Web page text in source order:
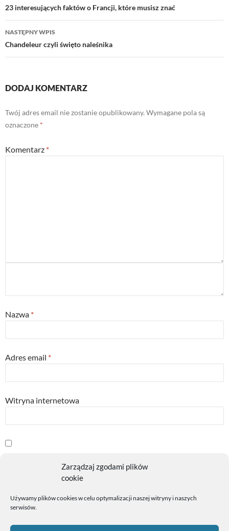
wpisu
23 interesujących faktów o Francji, które musisz znać
NASTĘPNY WPIS
Chandeleur czyli święto naleśnika
DODAJ KOMENTARZ
Twój adres email nie zostanie opublikowany. Wymagane pola są
oznaczone *
Komentarz *
Nazwa *
Adres email *
Witryna internetowa
Zarządzaj zgodami plików
cookie
Używamy plików cookies w celu optymalizacji naszej witryny i naszych
serwisów.